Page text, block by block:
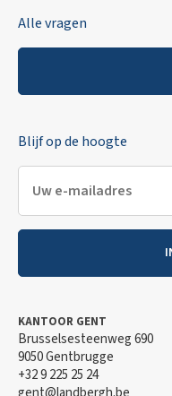
Alle vragen
Blijf op de hoogte
KANTOOR GENT
Brusselsesteenweg 690
9050 Gentbrugge
+32 9 225 25 24